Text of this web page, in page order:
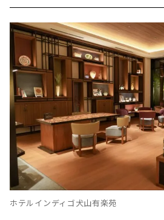
ホテルインディゴ犬山有楽苑